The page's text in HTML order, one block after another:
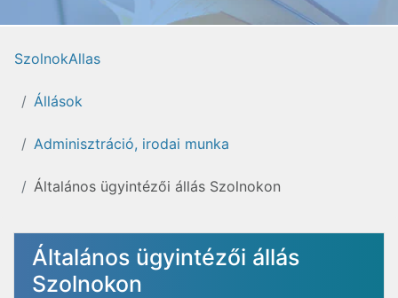
SzolnokAllas
Állások
Adminisztráció, irodai munka
Általános ügyintézői állás Szolnokon
Általános ügyintézői állás
Szolnokon